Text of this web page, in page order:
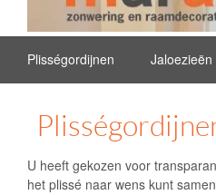
Plisségordijnen Jaloezieën
U heeft gekozen voor
het plissé naar wens kunt